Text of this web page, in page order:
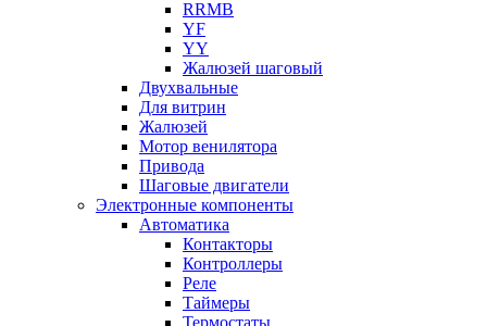
RRMB
YF
YY
Жалюзей шаговый
Двухвальные
Для витрин
Жалюзей
Мотор венилятора
Привода
Шаговые двигатели
Электронные компоненты
Автоматика
Контакторы
Контроллеры
Реле
Таймеры
Термостаты